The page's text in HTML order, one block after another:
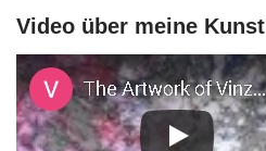
Video über meine Kunst